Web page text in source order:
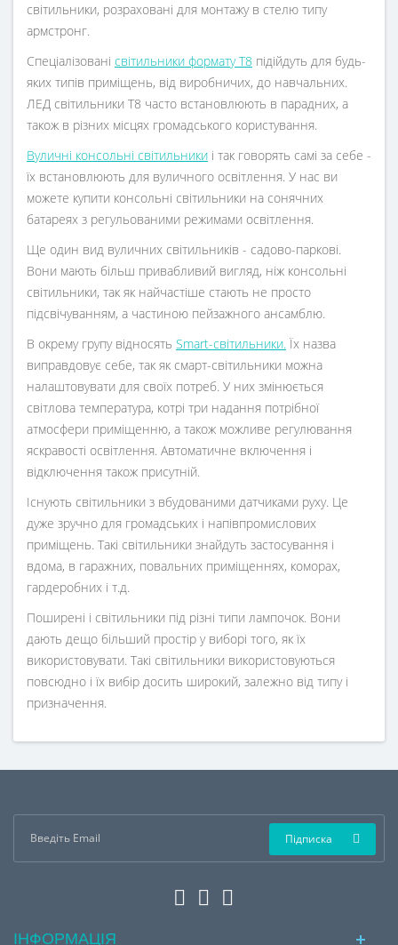
світильники, розраховані для монтажу в стелю типу
армстронг.
Спеціалізовані світильники формату Т8 підійдуть для будь-
яких типів приміщень, від виробничих, до навчальних.
ЛЕД світильники Т8 часто встановлюють в парадних, а
також в різних місцях громадського користування.
Вуличні консольні світильники і так говорять самі за себе -
їх встановлюють для вуличного освітлення. У нас ви
можете купити консольні світильники на сонячних
батареях з регульованими режимами освітлення.
Ще один вид вуличних світильників - садово-паркові.
Вони мають більш привабливий вигляд, ніж консольні
світильники, так як найчастіше стають не просто
підсвічуванням, а частиною пейзажного ансамблю.
В окрему групу відносять Smart-світильники. Їх назва
виправдовує себе, так як смарт-світильники можна
налаштовувати для своїх потреб. У них змінюється
світлова температура, котрі три надання потрібної
атмосфери приміщенню, а також можливе регулювання
яскравості освітлення. Автоматичне включення і
відключення також присутній.
Існують світильники з вбудованими датчиками руху. Це
дуже зручно для громадських і напівпромислових
приміщень. Такі світильники знайдуть застосування і
вдома, в гаражних, повальних приміщеннях, коморах,
гардеробних і т.д.
Поширені і світильники під різні типи лампочок. Вони
дають дещо більший простір у виборі того, як їх
використовувати. Такі світильники використовуються
повсюдно і їх вибір досить широкий, залежно від типу і
призначення.
Підписка
ІНФОРМАЦІЯ